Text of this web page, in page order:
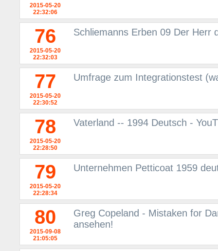
2015-05-20
22:32:06
76
2015-05-20
22:32:03
Schliemanns Erben 09 Der Herr
77
2015-05-20
22:30:52
Umfrage zum Integrationstest
78
2015-05-20
22:28:50
Vaterland -- 1994 Deutsch -
79
2015-05-20
22:28:34
Unternehmen Petticoat 1959
80
2015-09-08
21:05:05
Greg Copeland - Mistaken for
ansehen!